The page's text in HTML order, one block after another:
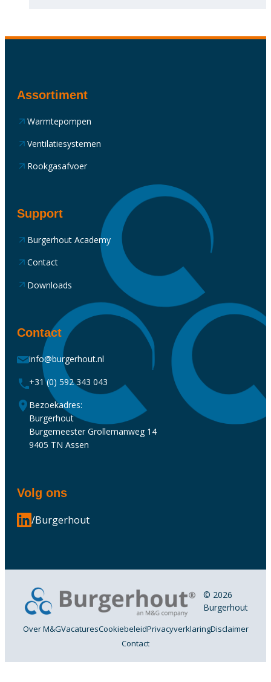
Assortiment
Warmtepompen
Ventilatiesystemen
Rookgasafvoer
Support
Burgerhout Academy
Contact
Downloads
Contact
info@burgerhout.nl
+31 (0) 592 343 043
Bezoekadres:
Burgerhout
Burgemeester Grollemanweg 14
9405 TN Assen
Volg ons
/Burgerhout
© 2026
Burgerhout
Over M&GVacaturesCookiebeleidPrivacyverklaringDisclaimer
Contact